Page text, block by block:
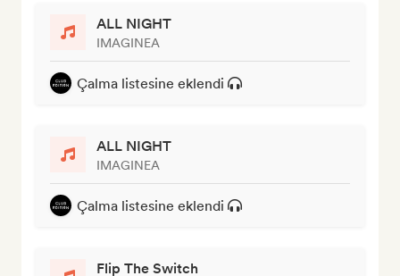
ALL NIGHT
IMAGINEA
Çalma listesine eklendi
ALL NIGHT
IMAGINEA
Çalma listesine eklendi
Flip The Switch